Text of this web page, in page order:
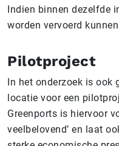
Indien binnen dezelfde
worden vervoerd
Pilotproject
In het onderzoek is ook
locatie voor een
Greenports is hiervoor
veelbelovend’ en laat